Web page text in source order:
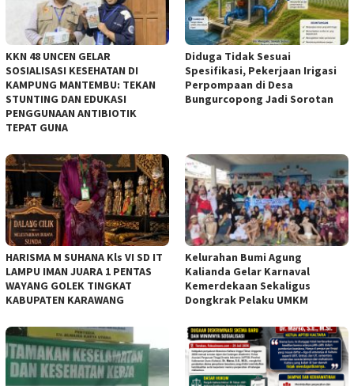
KKN 48 UNCEN GELAR
SOSIALISASI KESEHATAN DI
KAMPUNG MANTEMBU: TEKAN
STUNTING DAN EDUKASI
PENGGUNAAN ANTIBIOTIK
TEPAT GUNA
Diduga Tidak Sesuai
Spesifikasi, Pekerjaan Irigasi
Perpompaan di Desa
Bungurcopong Jadi Sorotan
HARISMA M SUHANA Kls VI SD IT
LAMPU IMAN JUARA 1 PENTAS
WAYANG GOLEK TINGKAT
KABUPATEN KARAWANG
Kelurahan Bumi Agung
Kalianda Gelar Karnaval
Kemerdekaan Sekaligus
Dongkrak Pelaku UMKM